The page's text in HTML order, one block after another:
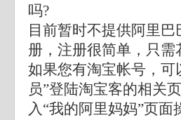
吗?
目前暂时不提供阿里
册，注册很简单，只
如果您有淘宝帐号，
员”登陆淘宝客的相关
入“我的阿里妈妈”页